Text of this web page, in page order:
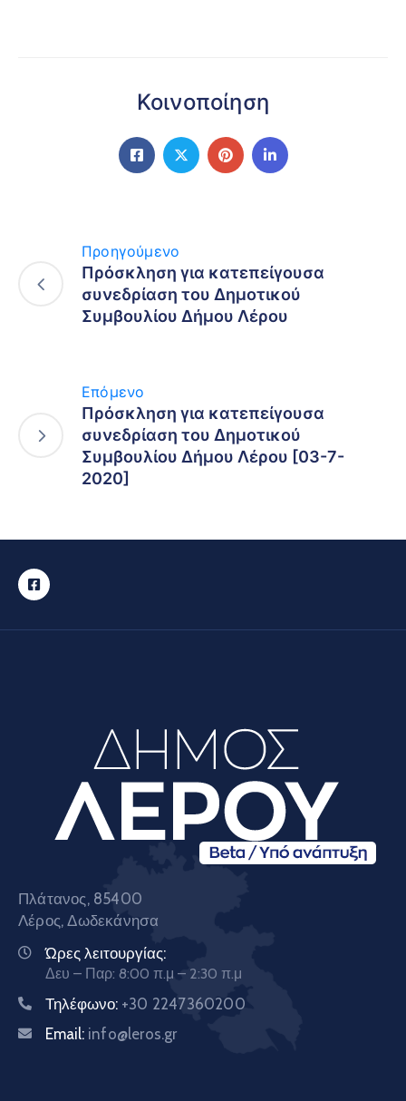
Κοινοποίηση
Προηγούμενο
Πρόσκληση για κατεπείγουσα
συνεδρίαση του Δημοτικού
Συμβουλίου Δήμου Λέρου
Επόμενο
Πρόσκληση για κατεπείγουσα
συνεδρίαση του Δημοτικού
Συμβουλίου Δήμου Λέρου [03-7-
2020]
Πλάτανος, 85400
Λέρος, Δωδεκάνησα
Ώρες λειτουργίας:
Δευ – Παρ: 8:00 π.μ – 2:30 π.μ
Τηλέφωνο: +30 2247360200
Email: info@leros.gr